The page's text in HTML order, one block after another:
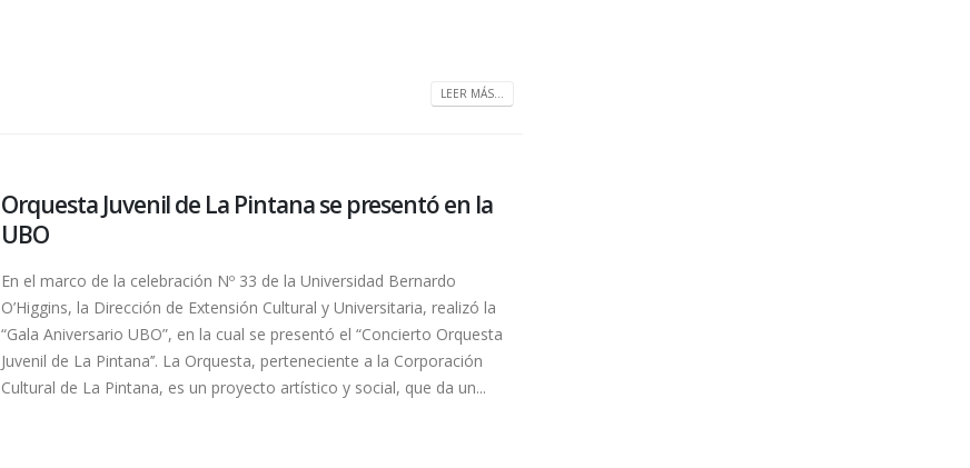
LEER MÁS...
Orquesta Juvenil de La Pintana se presentó en la
UBO
En el marco de la celebración Nº 33 de la Universidad Bernardo
O’Higgins, la Dirección de Extensión Cultural y Universitaria, realizó la
“Gala Aniversario UBO”, en la cual se presentó el “Concierto Orquesta
Juvenil de La Pintana’’. La Orquesta, perteneciente a la Corporación
Cultural de La Pintana, es un proyecto artístico y social, que da un...